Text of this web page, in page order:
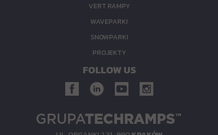
VERT RAMPY
WAVEPARKI
SNOWPARKI
PROJEKTY
FOLLOW US